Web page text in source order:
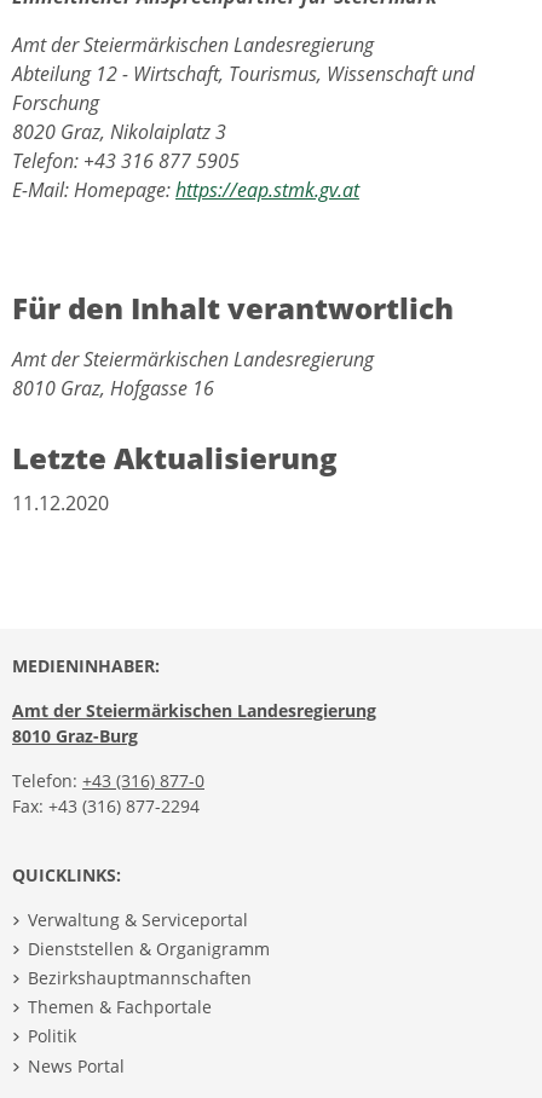
Amt der Steiermärkischen Landesregierung
Abteilung 12 - Wirtschaft, Tourismus, Wissenschaft und
Forschung
8020 Graz, Nikolaiplatz 3
Telefon: +43 316 877 5905
E-Mail: Homepage:https://eap.stmk.gv.at
Für den Inhalt verantwortlich
Amt der Steiermärkischen Landesregierung
8010 Graz, Hofgasse 16
Letzte Aktualisierung
11.12.2020
MEDIENINHABER:
Amt der Steiermärkischen Landesregierung
8010 Graz-Burg
Telefon: +43 (316) 877-0
Fax: +43 (316) 877-2294
QUICKLINKS:
Verwaltung & Serviceportal
Dienststellen & Organigramm
Bezirkshauptmannschaften
Themen & Fachportale
Politik
News Portal